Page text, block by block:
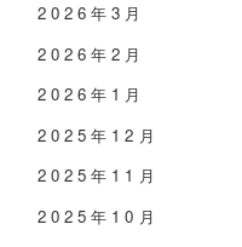
2026年3月
2026年2月
2026年1月
2025年12月
2025年11月
2025年10月